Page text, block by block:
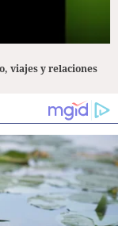
viajes y relaciones